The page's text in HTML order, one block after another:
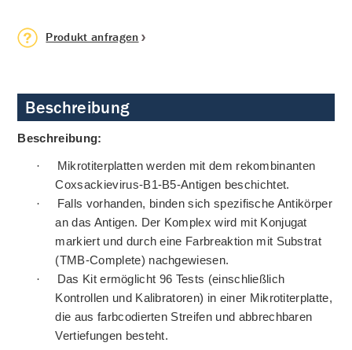
Produkt anfragen
Beschreibung
Beschreibung:
·
Mikrotiterplatten werden mit dem rekombinanten
Coxsackievirus-B1-B5-Antigen beschichtet.
·
Falls vorhanden, binden sich spezifische Antikörper
an das Antigen. Der Komplex wird mit Konjugat
markiert und durch eine Farbreaktion mit Substrat
(TMB-Complete) nachgewiesen.
·
Das Kit ermöglicht 96 Tests (einschließlich
Kontrollen und Kalibratoren) in einer Mikrotiterplatte,
die aus farbcodierten Streifen und abbrechbaren
Vertiefungen besteht.